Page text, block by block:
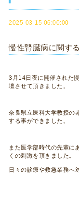
2025-03-15 06:00:00
慢性腎臓病に関す
3月14日夜に開催された
壇させて頂きました。
奈良県立医科大学教授の
する事ができました。
また医学部時代の先輩に
くの刺激を頂きました。
日々の診療や救急業務へ